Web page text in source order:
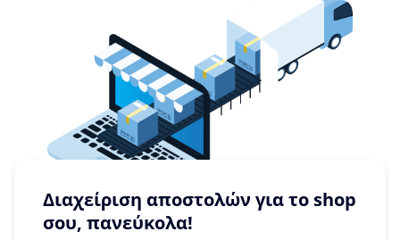
Διαχείριση αποστολών για το shop
σου, πανεύκολα!